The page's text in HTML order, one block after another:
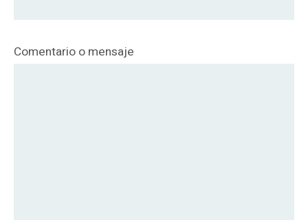
Comentario o mensaje